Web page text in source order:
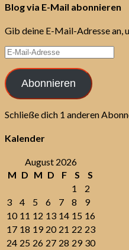
Blog via E-Mail abonnieren
Gib deine E-Mail-Adresse an,
E-
Mail-
Adresse
Abonnieren
Schließe dich 1 anderen
Kalender
August 2026
M D M D F S
S
1
2
3
4 5 6 7 8
9
10 11 12 13 14 15 16
17 18 19 20 21 22 23
24 25 26 27 28 29 30